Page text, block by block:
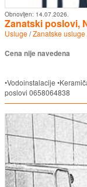
Obnovljen: 14.07.2026.
Zanatski poslovi,
Usluge/Zanatske usluge
Cena nije navedena
•Vodoinstalacije
poslovi 0658064838